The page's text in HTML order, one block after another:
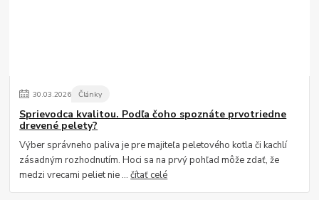
30.03.2026 Články
Sprievodca kvalitou. Podľa čoho spoznáte prvotriedne
drevené pelety?
Výber správneho paliva je pre majiteľa peletového kotla či kachlí
zásadným rozhodnutím. Hoci sa na prvý pohľad môže zdať, že
medzi vrecami peliet nie ...čítať celé